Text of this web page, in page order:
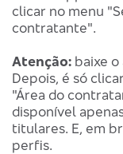
clicar no menu
contratante".
Atenção: baixe o
Depois, é só
"Área do
disponível
titulares. E, em
perfis.